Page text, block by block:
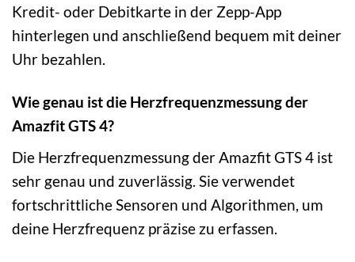
Kredit- oder Debitkarte in der Zepp-App
hinterlegen und anschließend bequem mit deiner
Uhr bezahlen.
Wie genau ist die Herzfrequenzmessung der
Amazfit GTS 4?
Die Herzfrequenzmessung der Amazfit GTS 4 ist
sehr genau und zuverlässig. Sie verwendet
fortschrittliche Sensoren und Algorithmen, um
deine Herzfrequenz präzise zu erfassen.